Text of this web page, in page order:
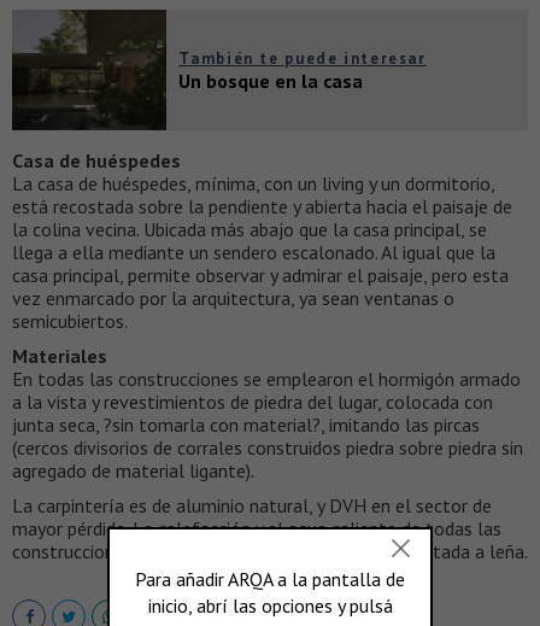
También te puede interesar
Un bosque en la casa
Casa de huéspedes
La casa de huéspedes, mínima, con un living y un dormitorio,
está recostada sobre la pendiente y abierta hacia el paisaje de
la colina vecina. Ubicada más abajo que la casa principal, se
llega a ella mediante un sendero escalonado. Al igual que la
casa principal, permite observar y admirar el paisaje, pero esta
vez enmarcado por la arquitectura, ya sean ventanas o
semicubiertos.
Materiales
En todas las construcciones se emplearon el hormigón armado
a la vista y revestimientos de piedra del lugar, colocada con
junta seca, ?sin tomarla con material?, imitando las pircas
(cercos divisorios de corrales construidos piedra sobre piedra sin
agregado de material ligante).
La carpintería es de aluminio natural, y DVH en el sector de
mayor pérdida. La calefacción y el agua caliente de todas las
construcciones es por losa radiante y caldera alimentada a leña.